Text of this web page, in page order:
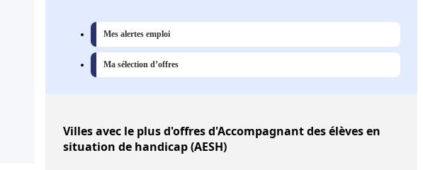
Mes alertes emploi
Ma sélection d’offres
Villesavec le plus d'offres d'Accompagnant des élèves en
situation de handicap (AESH)